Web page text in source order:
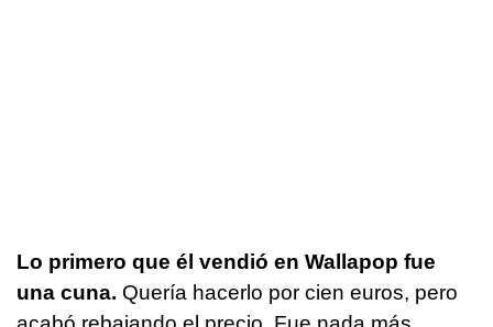
Lo primero que él vendió en Wallapop fue
una cuna. Quería hacerlo por cien euros, pero